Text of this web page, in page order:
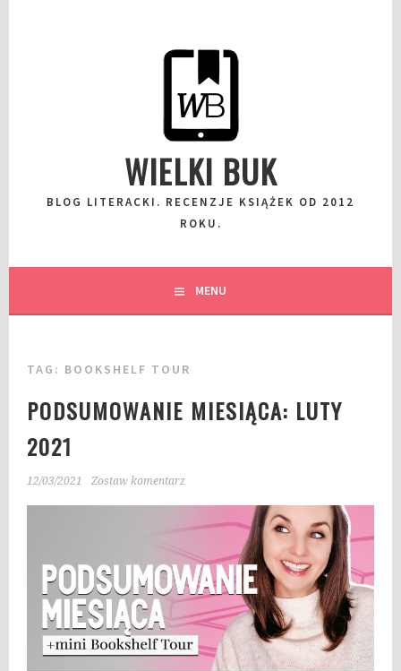
WIELKI BUK
BLOG LITERACKI. RECENZJE KSIĄŻEK OD 2012
ROKU.
MENU
TAG: BOOKSHELF TOUR
PODSUMOWANIE MIESIĄCA: LUTY
2021
12/03/2021 Zostaw komentarz